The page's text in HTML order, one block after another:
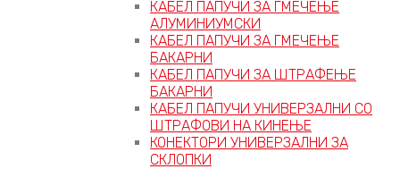
КАБЕЛ ПАПУЧИ ЗА ГМЕЧЕЊЕ
АЛУМИНИУМСКИ
КАБЕЛ ПАПУЧИ ЗА ГМЕЧЕЊЕ
БАКАРНИ
КАБЕЛ ПАПУЧИ ЗА ШТРАФЕЊЕ
БАКАРНИ
КАБЕЛ ПАПУЧИ УНИВЕРЗАЛНИ СО
ШТРАФОВИ НА КИНЕЊЕ
КОНЕКТОРИ УНИВЕРЗАЛНИ ЗА
СКЛОПКИ